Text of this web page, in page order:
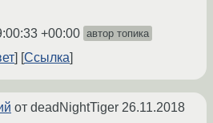
+00:00 автор топика
Ссылка
от deadNightTiger 26.11.2018